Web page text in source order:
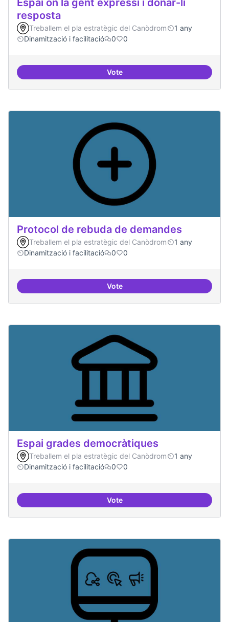
Espai on la gent expressi i donar-li
resposta
Treballem el pla estratègic del Canòdrom
1 any
Dinamització i facilitació
0 0
VoteEspai on la gent expressi i
Protocol de rebuda de demandes
Treballem el pla estratègic del Canòdrom
1 any
Dinamització i facilitació
0 0
VoteProtocol de rebuda de demandes
Espai grades democràtiques
Treballem el pla estratègic del Canòdrom
1 any
Dinamització i facilitació
0 0
VoteEspai grades democràtiques